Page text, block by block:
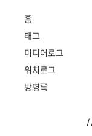
홈
태그
미디어로그
위치로그
방명록
/